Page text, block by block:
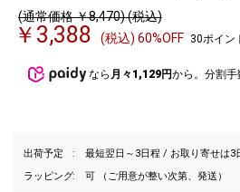
(通常価格 ￥8,470) (税込)
￥3,388 (税込) 60%OFF 30ポイン
なら 月々1,129円から。分割手
出荷予定
最短翌日～3日程 / お取り寄せは3
ラッピング
可 （ご用意が整い次第、発送）